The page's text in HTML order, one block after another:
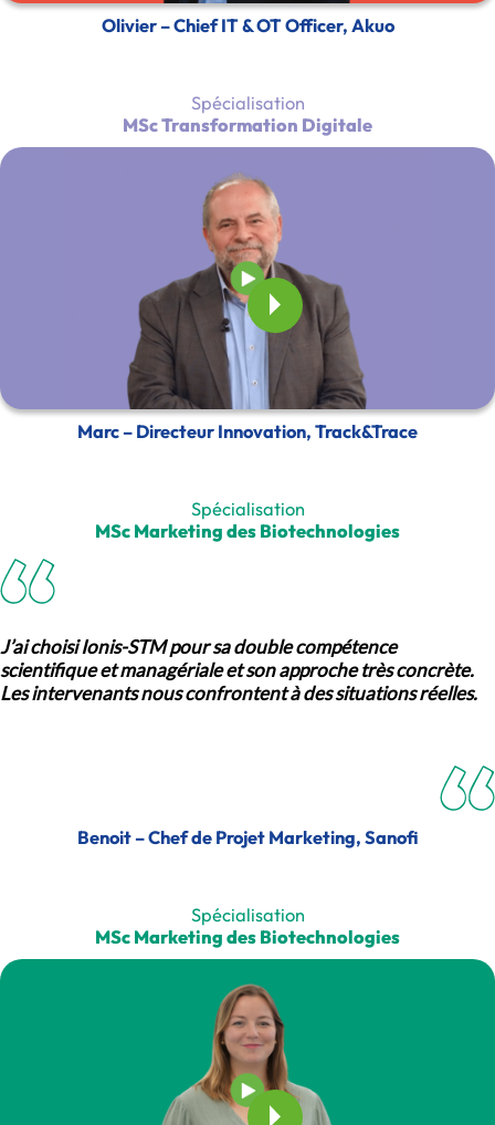
Olivier – Chief IT & OT Officer, Akuo
Spécialisation
MSc Transformation Digitale
Marc – Directeur Innovation, Track&Trace
Spécialisation
MSc Marketing des Biotechnologies
J’ai choisi Ionis-STM pour sa double compétence
scientifique et managériale et son approche très concrète.
Les intervenants nous confrontent à des situations réelles.
Benoit – Chef de Projet Marketing, Sanofi
Spécialisation
MSc Marketing des Biotechnologies